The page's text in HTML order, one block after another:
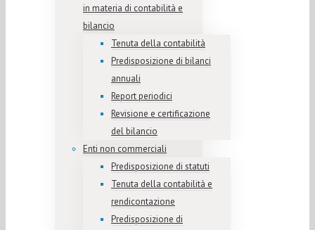
in materia di contabilità e
bilancio
Tenuta della contabilità
Predisposizione di bilanci
annuali
Report periodici
Revisione e certificazione
del bilancio
Enti non commerciali
Predisposizione di statuti
Tenuta della contabilità e
rendicontazione
Predisposizione di